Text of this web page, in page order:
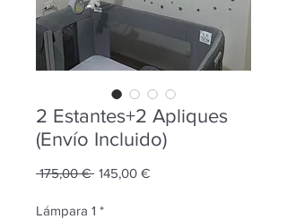
2 Estantes+2 Apliques
(Envío Incluido)
175,00 € Precio
145,00 €Precio
Lámpara 1 *